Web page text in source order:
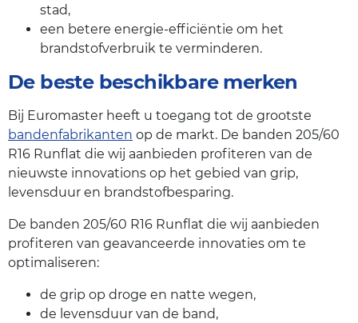
stad,
een betere energie-efficiëntie om het
brandstofverbruik te verminderen.
De beste beschikbare merken
Bij Euromaster heeft u toegang tot de grootste
bandenfabrikanten op de markt. De banden 205/60
R16 Runflat die wij aanbieden profiteren van de
nieuwste innovations op het gebied van grip,
levensduur en brandstofbesparing.
De banden 205/60 R16 Runflat die wij aanbieden
profiteren van geavanceerde innovaties om te
optimaliseren:
de grip op droge en natte wegen,
de levensduur van de band,